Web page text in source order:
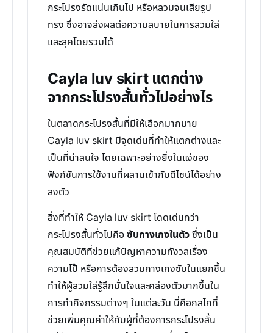
กระโปรงรัดแน่นเกินไป หรือหลวมจนเสียรูป
ทรง ซึ่งอาจส่งผลต่อความสบายในการสวมใส่
และลุคโดยรวมได้
Cayla luv skirt แตกต่าง
จากกระโปรงสั้นทั่วไปอย่างไร
ในตลาดกระโปรงสั้นที่มีให้เลือกมากมาย
Cayla luv skirt มีจุดเด่นที่ทำให้แตกต่างและ
เป็นที่น่าสนใจ โดยเฉพาะอย่างยิ่งในแง่ของ
ฟังก์ชันการใช้งานที่ผสานเข้ากับดีไซน์ได้อย่าง
ลงตัว
สิ่งที่ทำให้ Cayla luv skirt โดดเด่นกว่า
กระโปรงสั้นทั่วไปคือซับกางเกงในตัวซึ่งเป็น
คุณสมบัติที่ช่วยแก้ปัญหาความกังวลเรื่อง
ความโป๊ หรือการต้องสวมกางเกงซับในแยกชิ้น
ทำให้ผู้สวมใส่รู้สึกมั่นใจและคล่องตัวมากขึ้นใน
การทำกิจกรรมต่างๆ ในแต่ละวัน นี่คือกลไกที่
ช่วยเพิ่มคุณค่าให้กับผู้ที่ต้องการกระโปรงสั้น